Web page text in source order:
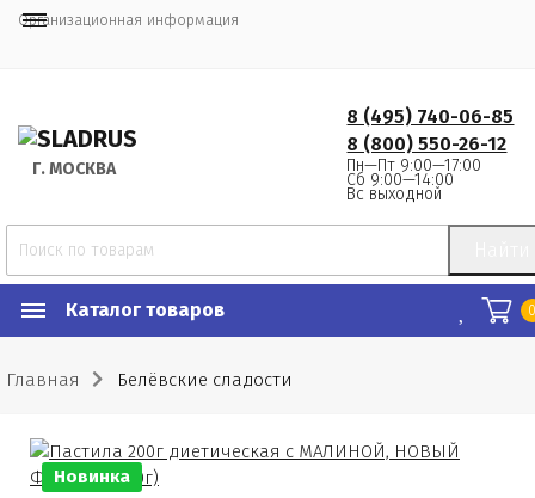
Организационная информация
Г. МОСКВА
8 (495) 740-06-85
8 (800) 550-26-12
Пн—Пт 9:00—17:00
Сб 9:00—14:00
Вс выходной
Каталог товаров
Главная Белёвские сладости
Новинка